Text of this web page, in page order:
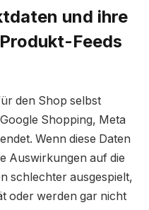
und ihre
Feeds
den Shop selbst
Shopping, Meta
Wenn diese Daten
Auswirkungen auf die
schlechter ausgespielt,
oder werden gar nicht